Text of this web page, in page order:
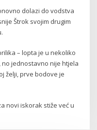
dolazi do vodstva
Štrok svojim drugim
– lopta je u nekoliko
jednostavno nije htjela
želji, prve bodove je
novi iskorak stiže već u